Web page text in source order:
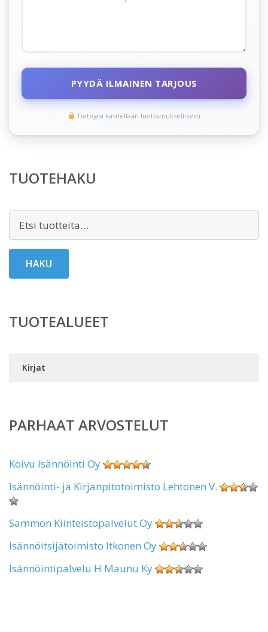
PYYDÄ ILMAINEN TARJOUS
Tietojasi käsitellään luottamuksellisesti
TUOTEHAKU
HAKU
TUOTEALUEET
Kirjat
PARHAAT ARVOSTELUT
Koivu Isännöinti Oy
Isännöinti- ja Kirjanpitotoimisto Lehtonen V.
Sammon Kiinteistöpalvelut Oy
Isännöitsijätoimisto Itkonen Oy
Isännöintipalvelu H Maunu Ky